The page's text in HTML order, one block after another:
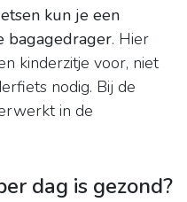
kun je een
bagagedrager. Hier
kinderzitje voor, niet
nodig. Bij de
in de
dag is gezond?